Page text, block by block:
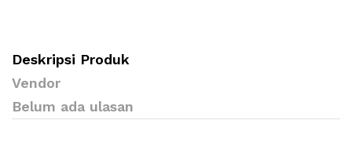
Deskripsi Produk
Vendor
Belum ada ulasan